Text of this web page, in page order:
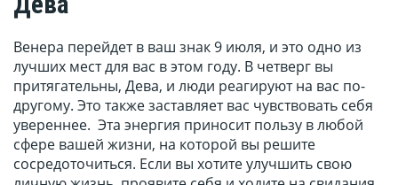
Венера перейдет в ваш знак 9 июля, и это одно из
лучших мест для вас в этом году. В четверг вы
притягательны, Дева, и люди реагируют на вас по-
другому. Это также заставляет вас чувствовать себя
увереннее. Эта энергия приносит пользу в любой
сфере вашей жизни, на которой вы решите
сосредоточиться. Если вы хотите улучшить свою